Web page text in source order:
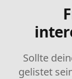
Sollte
gelistet